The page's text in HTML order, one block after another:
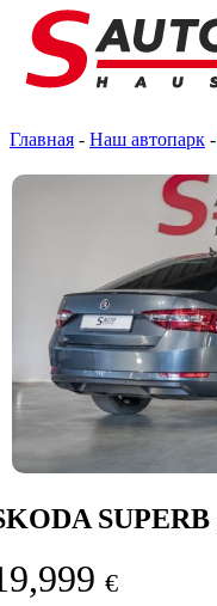
Главная - Наш автопарк -
SUPERB
€